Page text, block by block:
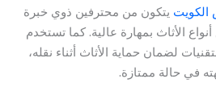
يتكون من محترفين ذوي خبرة
الأثاث بمهارة عالية. كما تستخدم
لضمان حماية الأثاث أثناء نقله،
في حالة ممتازة.